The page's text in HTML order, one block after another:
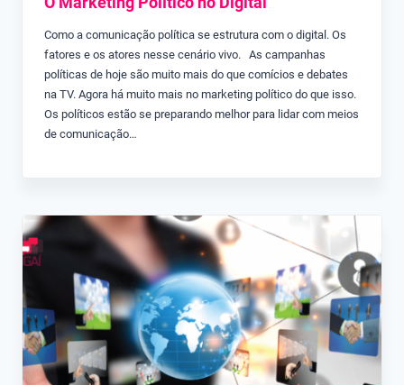
Como a comunicação política se estrutura com o digital. Os
fatores e os atores nesse cenário vivo. As campanhas
políticas de hoje são muito mais do que comícios e debates
na TV. Agora há muito mais no marketing político do que isso.
Os políticos estão se preparando melhor para lidar com meios
de comunicação…